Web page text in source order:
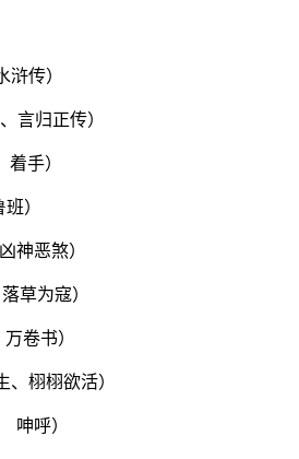
浒传）
言归正传）
手）
）
神恶煞）
草为寇）
卷书）
、栩栩欲活）
呻呼）